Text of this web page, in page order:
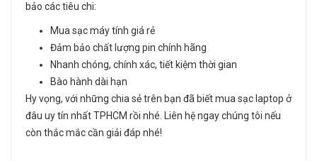
bảo các tiêu chi:
Mua sạc máy tính giá rẻ
Đảm bảo chất lượng pin chính hãng
Nhanh chóng, chính xác, tiết kiệm thời gian
Bào hành dài hạn
Hy vọng, với những chia sẻ trên bạn đã biết mua sạc laptop ở
đâu uy tín nhất TPHCM rồi nhé. Liên hệ ngay chúng tôi nếu
còn thắc mắc cần giải đáp nhé!